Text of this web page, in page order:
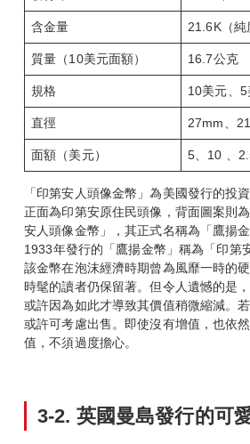
含金量 21.6K（純
質量（10美元面額） 16.7公克
規格 10美元、
直徑 27mm、
面額（美元） 5、10 、
「印第安人頭像金幣」為美國發行的投資
正面為印第安原住民頭像，背面圖案則
安人頭像金幣」，其正式名稱為「鷹揚
1933年發行的「鷹揚金幣」稱為「印第
該金幣在泡沫經濟時期曾為風靡一時的
時髦的讀者仍保留著。但令人遺憾的是
或許因為如此才導致其價值稍微縮減。
或許可考慮出售。即使沒有增值，也依
值，不須過度擔心。
3-2. 英國曼島發行的可